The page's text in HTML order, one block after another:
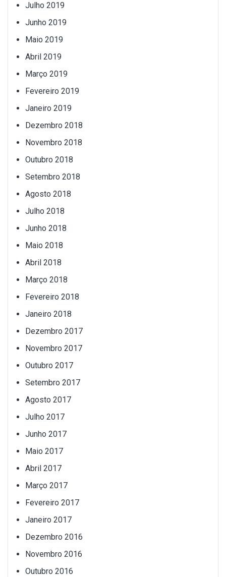
Julho 2019
Junho 2019
Maio 2019
Abril 2019
Março 2019
Fevereiro 2019
Janeiro 2019
Dezembro 2018
Novembro 2018
Outubro 2018
Setembro 2018
Agosto 2018
Julho 2018
Junho 2018
Maio 2018
Abril 2018
Março 2018
Fevereiro 2018
Janeiro 2018
Dezembro 2017
Novembro 2017
Outubro 2017
Setembro 2017
Agosto 2017
Julho 2017
Junho 2017
Maio 2017
Abril 2017
Março 2017
Fevereiro 2017
Janeiro 2017
Dezembro 2016
Novembro 2016
Outubro 2016